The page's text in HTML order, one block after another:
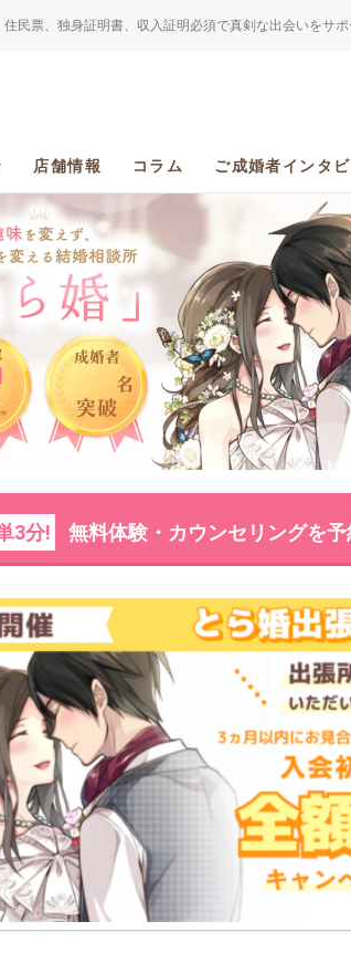
民票、独身証明書、収入証明必須で真剣な出会いをサポ
店舗情報 コラム ご成婚者インタ
3分! 無料体験・カウンセリングを予